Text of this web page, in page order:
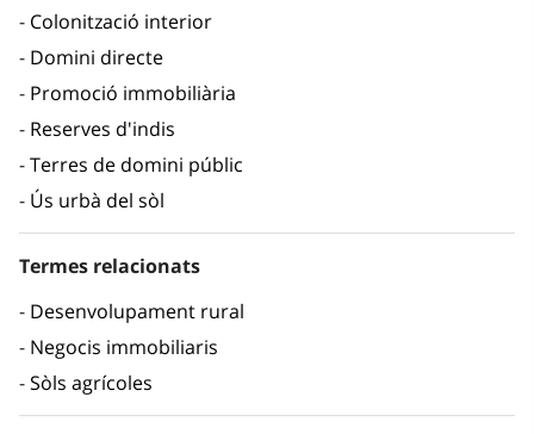
Colonització interior
Domini directe
Promoció immobiliària
Reserves d'indis
Terres de domini públic
Ús urbà del sòl
Termes relacionats
Desenvolupament rural
Negocis immobiliaris
Sòls agrícoles